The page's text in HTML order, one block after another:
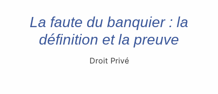
La faute du banquier : la
définition et la preuve
Droit Privé